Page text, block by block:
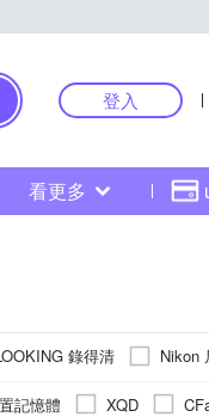
登入
看更多
錄得清 Nikon
SANRIO 三麗鷗
記憶體 XQD